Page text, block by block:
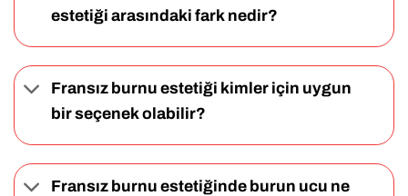
estetiği arasındaki fark nedir?
Fransız burnu estetiği kimler için uygun
bir seçenek olabilir?
Fransız burnu estetiğinde burun ucu ne